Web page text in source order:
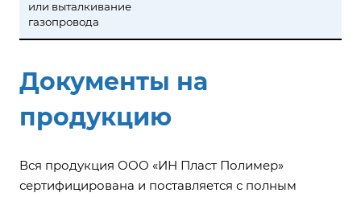
или выталкивание
газопровода
Документы на
продукцию
Вся продукция ООО «ИН Пласт Полимер»
сертифицирована и поставляется с полным